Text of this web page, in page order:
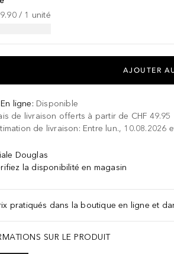
/ 1 unité
AJOUTER
En ligne: Disponible
de livraison offerts à partir de CHF 49.95
de livraison: Entre lun., 10.08.2026
Douglas
la disponibilité en magasin
pratiqués dans la boutique en ligne et
SUR LE PRODUIT